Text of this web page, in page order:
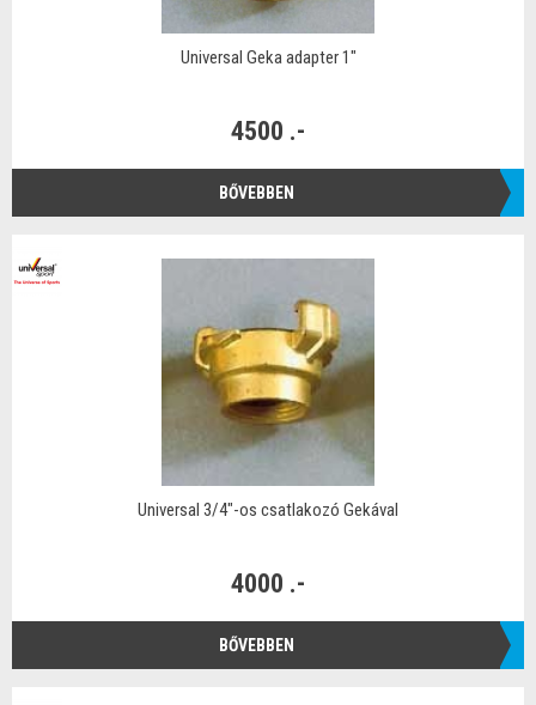
Universal Geka adapter 1"
4500 .-
BŐVEBBEN
Universal 3/4"-os csatlakozó Gekával
4000 .-
BŐVEBBEN